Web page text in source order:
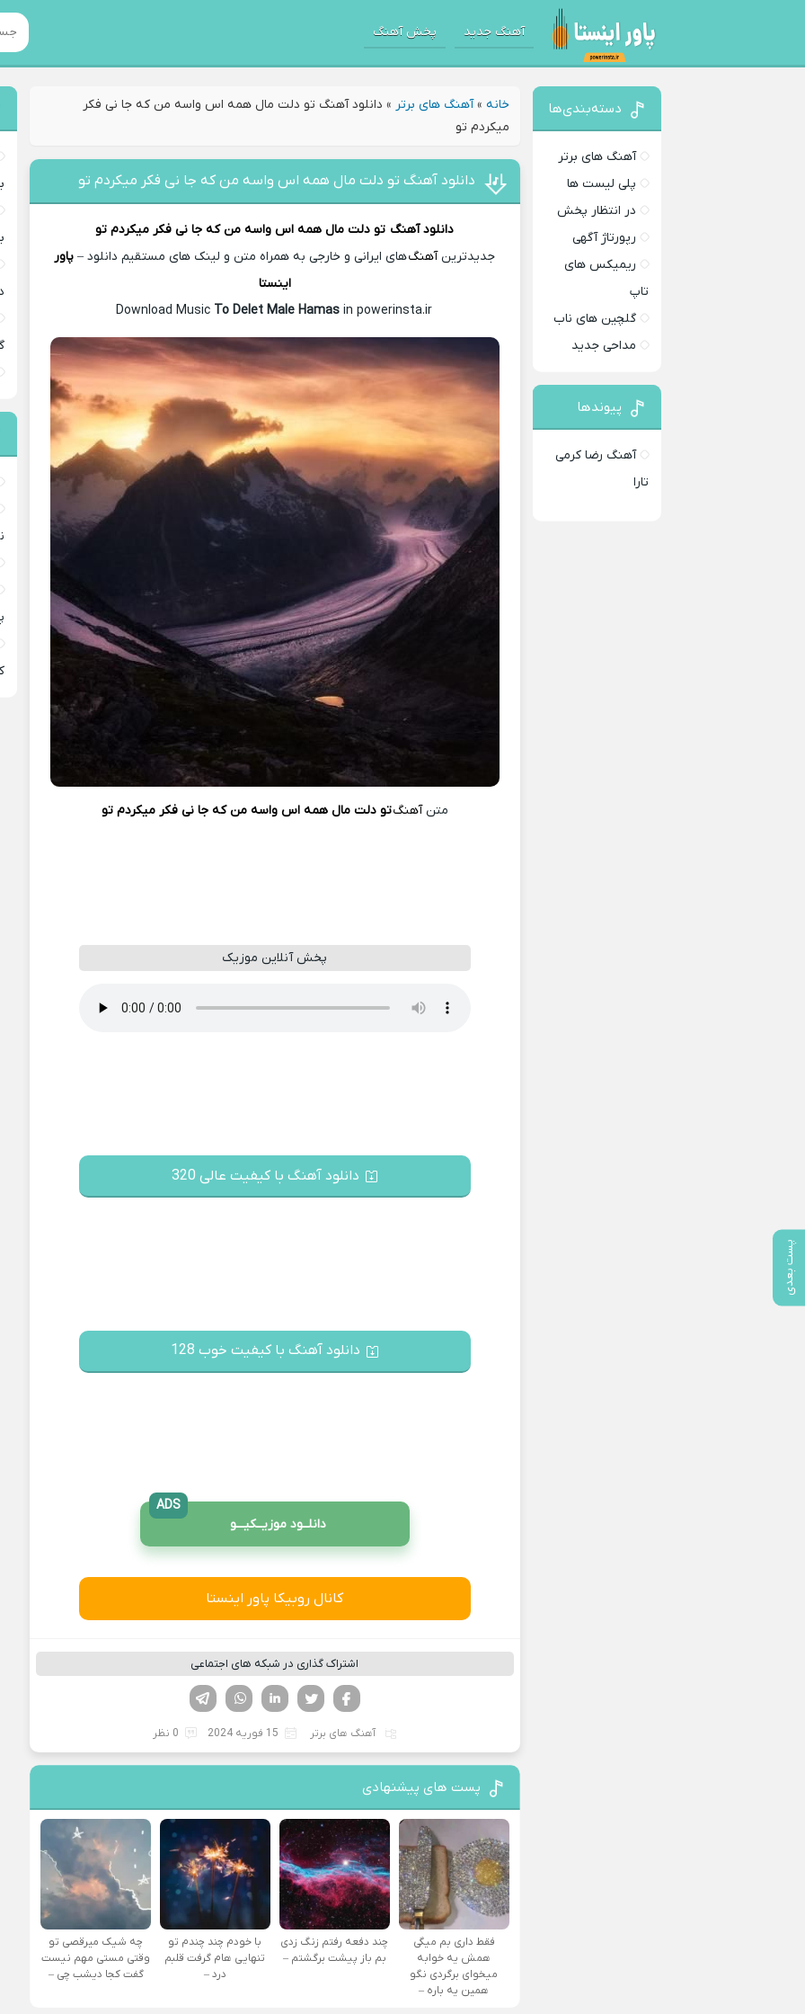
آهنگ جدید پخش آهنگ
خانه »آهنگ های برتر » دانلود آهنگ تو دلت مال همه اس واسه من که جا نی فکر
میکردم تو
پست بعدی
دانلود آهنگ تو دلت مال همه اس واسه من که جا نی فکر میکردم تو
دانلود آهنگ تو دلت مال همه اس واسه من که جا نی فکر میکردم تو
جدیدترینآهنگهای ایرانی و خارجی به همراه متن و لینک های مستقیم دانلود – پاور
اینستا
To Delet Male Hamasin powerinsta.ir
متنآهنگتو دلت مال همه اس واسه من که جا نی فکر میکردم تو
پخش آنلاین موزیک
دانلود آهنگ با کیفیت عالی 320
دانلود آهنگ با کیفیت خوب 128
دانلــود موزیــکیـــو
ADS
کانال روبیکا پاور اینستا
اشتراک گذاری در شبکه های اجتماعی
لینکدین تویتر
فیسوک
آهنگ های برتر 15 فوریه 2024 0 نظر
پست های پیشنهادی
فقط داری بم میگی
همش یه خوابه
میخوای برگردی نگو
همین یه باره –
چند دفعه رفتم زنگ زدی
بم باز پیشت برگشتم –
با خودم چند چندم تو
تنهایی هام گرفت قلبم
درد –
چه شیک میرقصی تو
وقتی مستی مهم نیست
گفت کجا دیشب چی –
دسته‌بندی‌ها
آهنگ های برتر
پلی لیست ها
در انتظار پخش
رپورتاژ آگهی
ریمیکس های
تاپ
گلچین های ناب
مداحی جدید
پیوندها
آهنگ رضا کرمی
تارا